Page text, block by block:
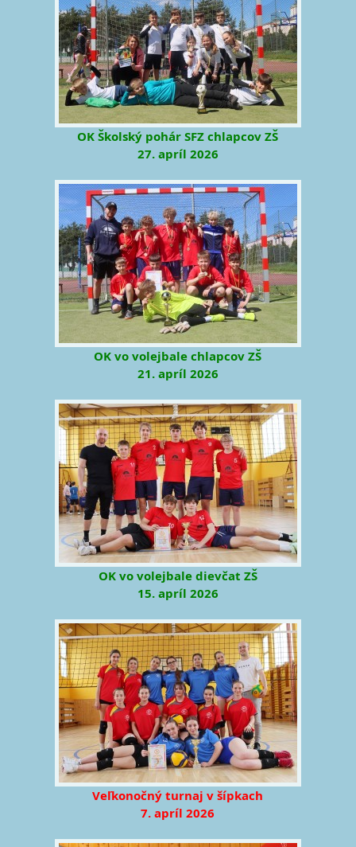
OK Školský pohár SFZ chlapcov ZŠ
27. apríl 2026
OK vo volejbale chlapcov ZŠ
21. apríl 2026
OK vo volejbale dievčat ZŠ
15. apríl 2026
Veľkonočný turnaj v šípkach
7. apríl 2026